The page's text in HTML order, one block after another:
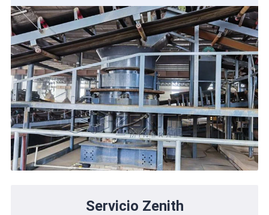
Servicio Zenith